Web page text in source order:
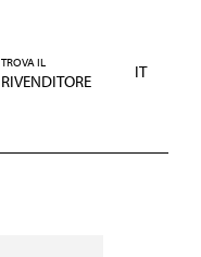
TROVA IL
RIVENDITORE IT